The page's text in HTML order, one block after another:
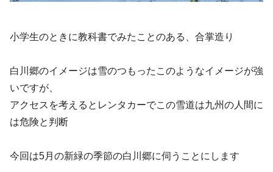
小学生のときに教科書でみたことのある、合掌造り
白川郷のイメージは雪のつもったこのようなイメージが強
いですが、
アクセスを考えるとレンタカーでこの雪道は九州の人間に
は危険と判断
今回は5月の新緑の季節の白川郷に伺うことにします